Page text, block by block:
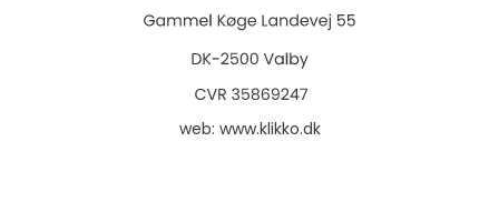
web: www.klikko.dk